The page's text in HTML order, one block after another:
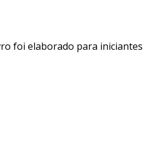
foi elaborado para iniciantes